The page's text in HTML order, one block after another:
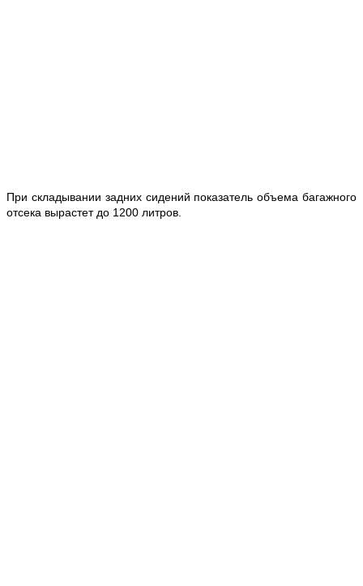
При складывании задних сидений показатель объема багажного
отсека вырастет до 1200 литров.